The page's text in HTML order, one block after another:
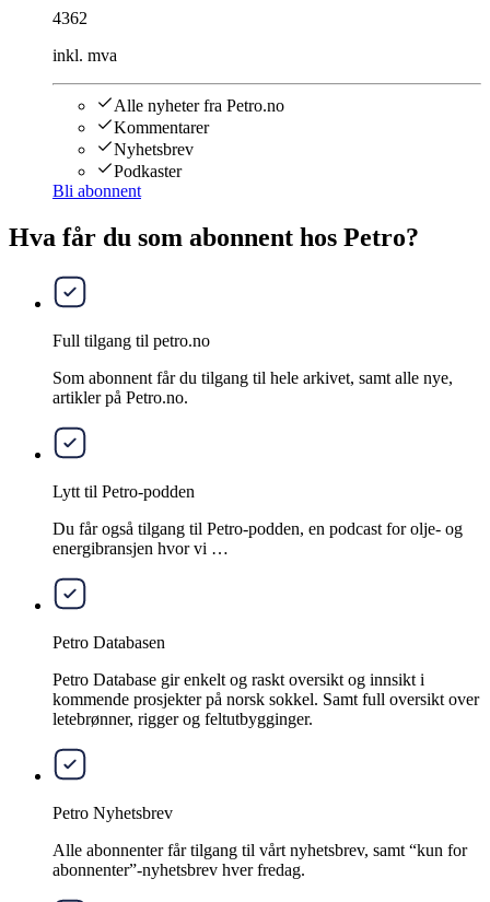
4362
inkl. mva
Alle nyheter fra Petro.no
Kommentarer
Nyhetsbrev
Podkaster
Bli abonnent
Hva får du som abonnent hos Petro?
Full tilgang til petro.no
Som abonnent får du tilgang til hele arkivet, samt alle nye,
artikler på Petro.no.
Lytt til Petro-podden
Du får også tilgang til Petro-podden, en podcast for olje- og
energibransjen hvor vi …
Petro Databasen
Petro Database gir enkelt og raskt oversikt og innsikt i
kommende prosjekter på norsk sokkel. Samt full oversikt over
letebrønner, rigger og feltutbygginger.
Petro Nyhetsbrev
Alle abonnenter får tilgang til vårt nyhetsbrev, samt “kun for
abonnenter”-nyhetsbrev hver fredag.